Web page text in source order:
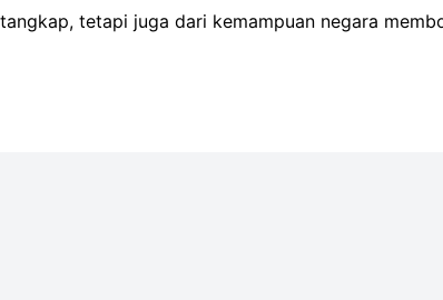
tetapi juga dari kemampuan negara